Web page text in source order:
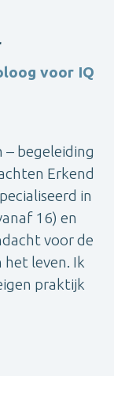
voor IQ
– begeleiding
Erkend
in
16) en
voor de
leven. Ik
praktijk